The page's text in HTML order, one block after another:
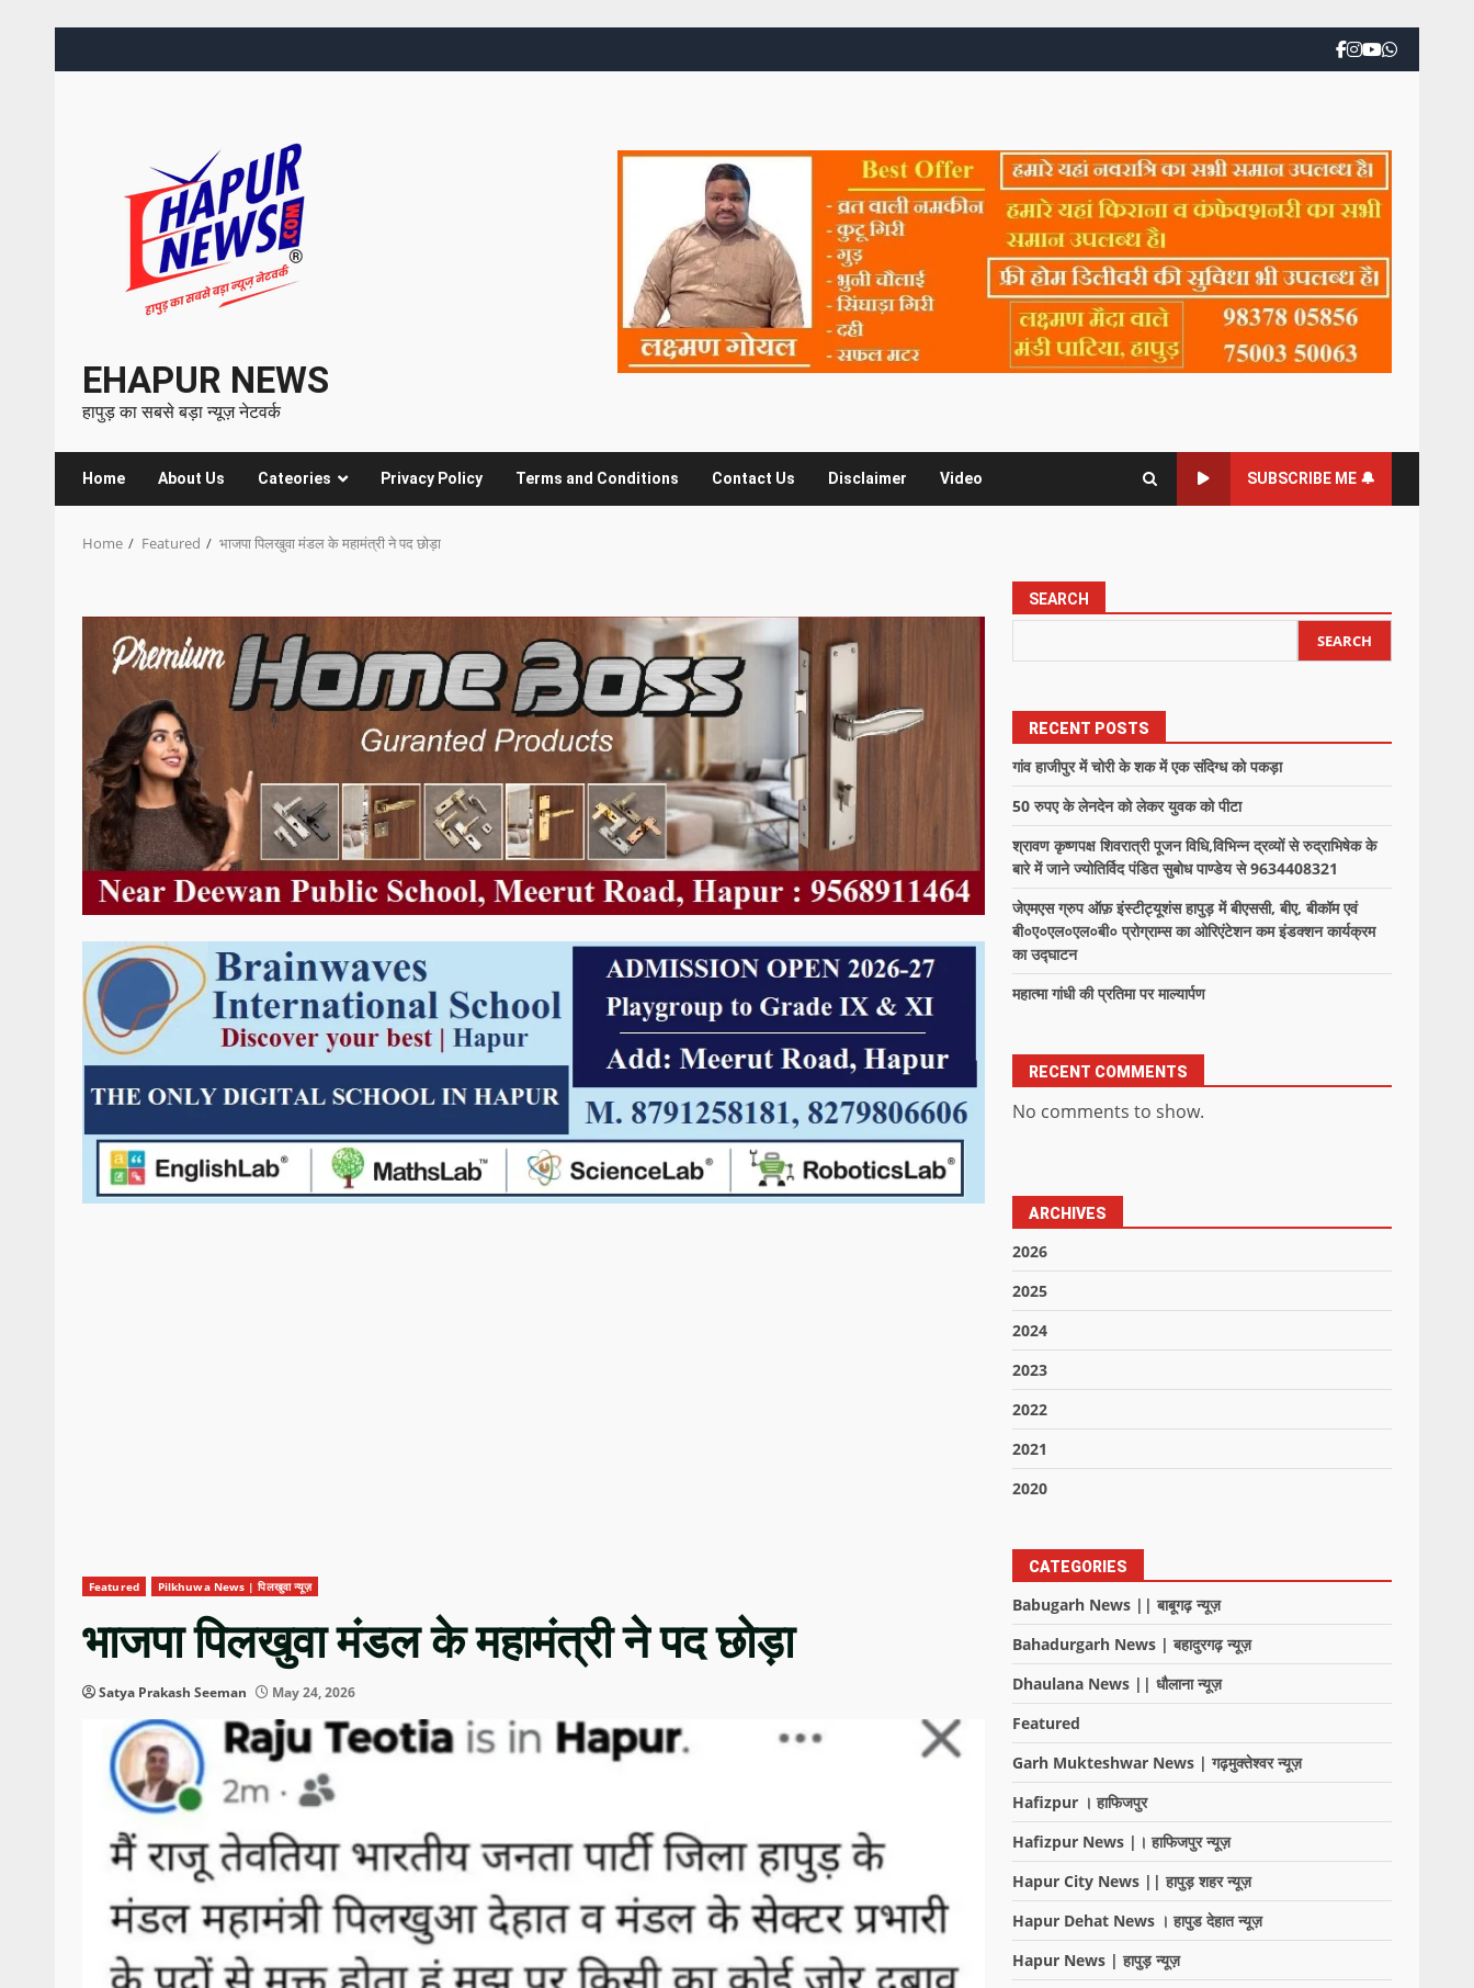
EHAPUR NEWS
हापुड़ का सबसे बड़ा न्यूज़ नेटवर्क
Home About Us Cateories Privacy Policy Terms and Conditions Contact Us Disclaimer Video SUBSCRIBE ME 🔔
Home Featured भाजपा पिलखुवा मंडल के महामंत्री ने पद छोड़ा
Featured Pilkhuwa News | पिलखुवा न्यूज़
भाजपा पिलखुवा मंडल के महामंत्री ने पद छोड़ा
Satya Prakash Seeman May 24, 2026
SEARCH
SEARCH
RECENT POSTS
गांव हाजीपुर में चोरी के शक में एक संदिग्ध को पकड़ा
50 रुपए के लेनदेन को लेकर युवक को पीटा
श्रावण कृष्णपक्ष शिवरात्री पूजन विधि,विभिन्न द्रव्यों से रुद्राभिषेक के
बारे में जाने ज्योतिर्विद पंडित सुबोध पाण्डेय से 9634408321
जेएमएस ग्रुप ऑफ़ इंस्टीट्यूशंस हापुड़ में बीएससी, बीए, बीकॉम एवं
बी०ए०एल०एल०बी० प्रोग्राम्स का ओरिएंटेशन कम इंडक्शन कार्यक्रम
का उद्घाटन
महात्मा गांधी की प्रतिमा पर माल्यार्पण
RECENT COMMENTS
No comments to show.
ARCHIVES
2026
2025
2024
2023
2022
2021
2020
CATEGORIES
Babugarh News || बाबूगढ़ न्यूज़
Bahadurgarh News | बहादुरगढ़ न्यूज़
Dhaulana News || धौलाना न्यूज़
Featured
Garh Mukteshwar News | गढ़मुक्तेश्वर न्यूज़
Hafizpur । हाफिजपुर
Hafizpur News |। हाफिजपुर न्यूज़
Hapur City News || हापुड़ शहर न्यूज़
Hapur Dehat News । हापुड देहात न्यूज़
Hapur News | हापुड़ न्यूज़